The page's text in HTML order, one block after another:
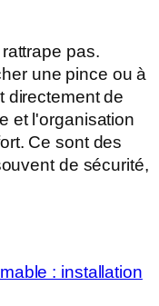
pas.
une pince ou à
directement de
et l'organisation
Ce sont des
de sécurité,
: installation